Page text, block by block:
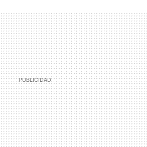
MAIL